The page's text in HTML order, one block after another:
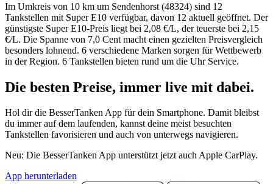
Im Umkreis von 10 km um Sendenhorst (48324) sind 12
Tankstellen mit Super E10 verfügbar, davon 12 aktuell geöffnet. Der
günstigste Super E10-Preis liegt bei 2,08 €/L, der teuerste bei 2,15
€/L. Die Spanne von 7,0 Cent macht einen gezielten Preisvergleich
besonders lohnend. 6 verschiedene Marken sorgen für Wettbewerb
in der Region. 6 Tankstellen bieten rund um die Uhr Service.
Die besten Preise, immer live mit dabei.
Hol dir die BesserTanken App für dein Smartphone. Damit bleibst
du immer auf dem laufenden, kannst deine meist besuchten
Tankstellen favorisieren und auch von unterwegs navigieren.
Neu: Die BesserTanken App unterstützt jetzt auch Apple CarPlay.
App herunterladen